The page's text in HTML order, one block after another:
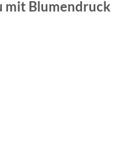
mit Blumendruck